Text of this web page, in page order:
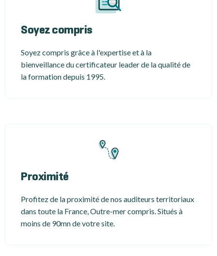
Soyez compris
Soyez compris grâce à l'expertise et à la
bienveillance du certificateur leader de la qualité de
la formation depuis 1995.
Proximité
Profitez de la proximité de nos auditeurs territoriaux
dans toute la France, Outre-mer compris. Situés à
moins de 90mn de votre site.